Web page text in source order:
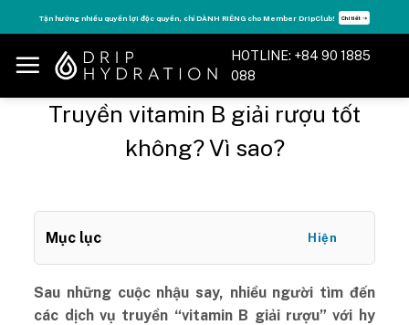
to
content
Tận hưởng nhiều quyền lợi độc quyền, chỉ DÀNH RIÊNG cho Member DripClub! Chi tiết ➝
HOTLINE: +84 90 1885
088
Truyền vitamin B giải rượu tốt
không? Vì sao?
Mục lục Hiện
Sau những cuộc nhậu say, nhiều người tìm đến
các dịch vụ truyền “vitamin B giải rượu” với hy